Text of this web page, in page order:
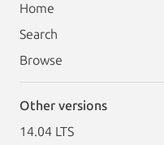
Home
Search
Browse
Other versions
14.04 LTS